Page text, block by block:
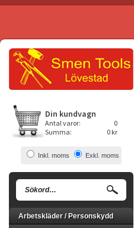
Din kundvagn
Antal varor:
0
Summa:
0 kr
Inkl. moms Exkl. moms
Arbetskläder / Personskydd